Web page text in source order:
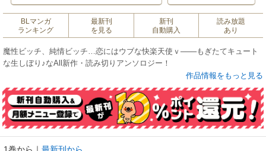
BLマンガ
ランキング
最新刊
を見る
新刊
自動購入
読み放題
あり
魔性ビッチ、純情ビッチ…恋にはウブな快楽天使ｖ───もぎたてキュート
な生しぼり♪なAll新作・読み切りアンソロジー！
作品情報をもっと見る